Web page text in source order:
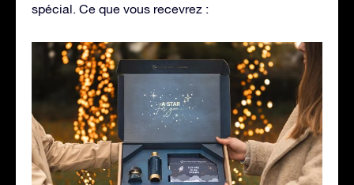
spécial. Ce que vous recevrez :